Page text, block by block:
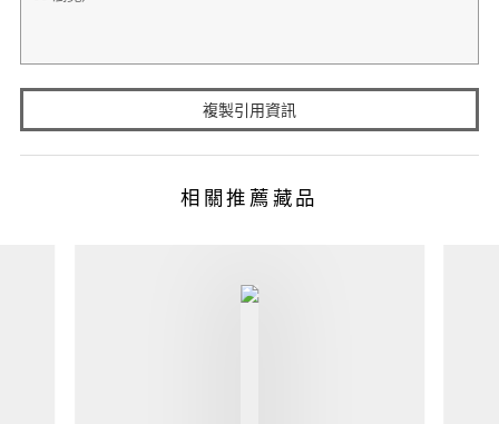
複製引用資訊
相關推薦藏品